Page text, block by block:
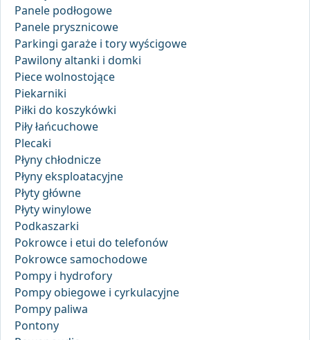
Panele podłogowe
Panele prysznicowe
Parkingi garaże i tory wyścigowe
Pawilony altanki i domki
Piece wolnostojące
Piekarniki
Piłki do koszykówki
Piły łańcuchowe
Plecaki
Płyny chłodnicze
Płyny eksploatacyjne
Płyty główne
Płyty winylowe
Podkaszarki
Pokrowce i etui do telefonów
Pokrowce samochodowe
Pompy i hydrofory
Pompy obiegowe i cyrkulacyjne
Pompy paliwa
Pontony